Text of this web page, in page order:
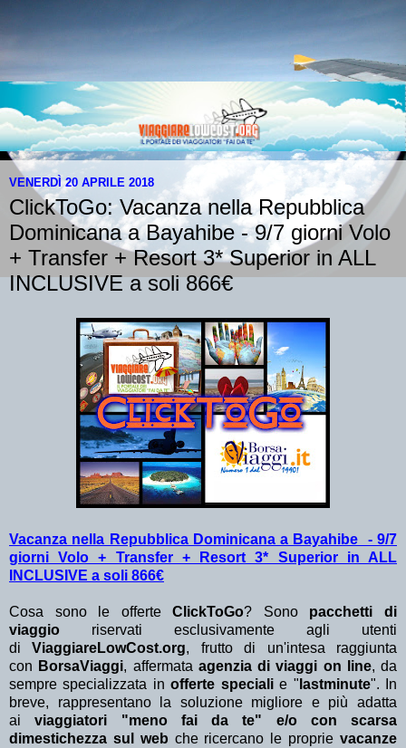
VENERDÌ 20 APRILE 2018
ClickToGo: Vacanza nella Repubblica
Dominicana a Bayahibe - 9/7 giorni Volo
+ Transfer + Resort 3* Superior in ALL
INCLUSIVE a soli 866€
Vacanza nella Repubblica Dominicana a Bayahibe - 9/7
giorni Volo + Transfer + Resort 3* Superior in ALL
INCLUSIVE a soli 866€
Cosa sono le offerteClickToGo? Sono pacchetti di
viaggio riservati esclusivamente agli utenti
diViaggiareLowCost.org, frutto di un'intesa raggiunta
con BorsaViaggi, affermata agenzia di viaggi on line, da
sempre specializzata in offerte specialie " lastminute". In
breve, rappresentano la soluzione migliore e più adatta
aiviaggiatori "meno fai da te" e/o con scarsa
dimestichezza sul web che ricercano le proprievacanze